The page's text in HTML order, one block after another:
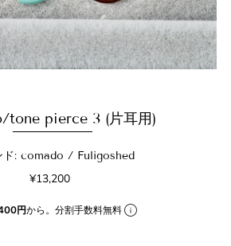
tone pierce 3 (片耳用)
ド: comado / Fuligoshed
¥13,200
円から。分割手数料無料